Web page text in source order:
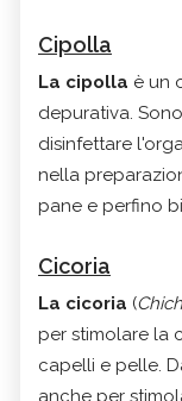
Cipolla
La cipolla è un
depurativa.
disinfettare
nella
pane e perfino
Cicoria
La cicoria (
per stimolare la
capelli e pelle.
anche per